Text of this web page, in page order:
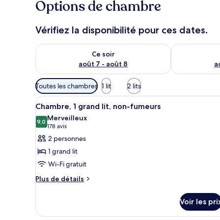
Options de chambre
Vérifiez la disponibilité pour ces dates.
Ce soir
août 7 - août 8
Vérifier la disponibilité pour ce soir août 7 - août 8
Vérifier la
Filtres
disponibles
pour
les
chambres
Toutes les chambres 1 lit 2 lits
Afficher
toutes
les
photos
pour
ce
type
de
1
Une chambre d’hôtel avec
4
Chambre, 1 grand lit, non-fumeurs
9,09,0 sur 10
Merveilleux
178 avis
(178 avis)
2 personnes
1 grand lit
Wi-Fi gratuit
Plus de détails
Plus
le
Voir les